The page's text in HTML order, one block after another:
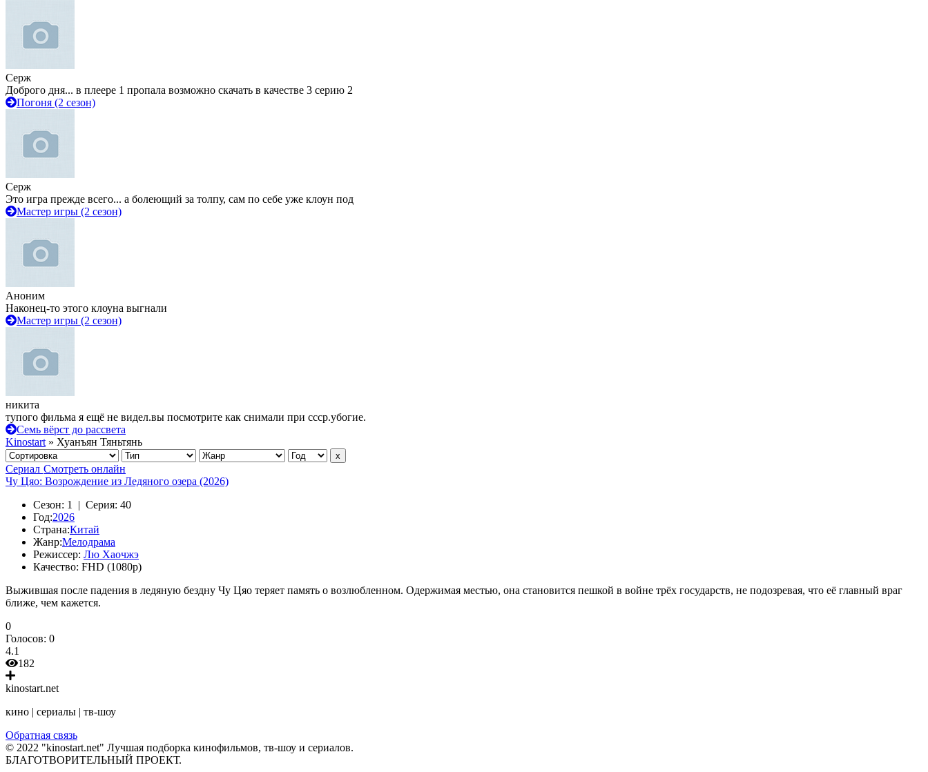
Серж
Доброго дня... в плеере 1 пропала возможно скачать в качестве 3 серию 2
Погоня (2 сезон)
Серж
Это игра прежде всего... а болеющий за толпу, сам по себе уже клоун под
Мастер игры (2 сезон)
Аноним
Наконец-то этого клоуна выгнали
Мастер игры (2 сезон)
никита
тупого фильма я ещё не видел.вы посмотрите как снимали при ссср.убогие.
Семь вёрст до рассвета
Kinostart » Хуанъян Тяньтянь
Сериал Смотреть онлайн
Чу Цяо: Возрождение из Ледяного озера (2026)
Сезон: 1 | Серия: 40
Год:2026
Страна:Китай
Жанр:Мелодрама
Режиссер: Лю Хаочжэ
Качество: FHD (1080p)
Выжившая после падения в ледяную бездну Чу Цяо теряет память о возлюбленном. Одержимая местью, она становится пешкой в войне трёх государств, не подозревая, что её главный враг
ближе, чем кажется.
0
Голосов: 0
4.1
182
kinostart.net
кино | сериалы | тв-шоу
Обратная связь
© 2022 "kinostart.net" Лучшая подборка кинофильмов, тв-шоу и сериалов.
БЛАГОТВОРИТЕЛЬНЫЙ ПРОЕКТ.